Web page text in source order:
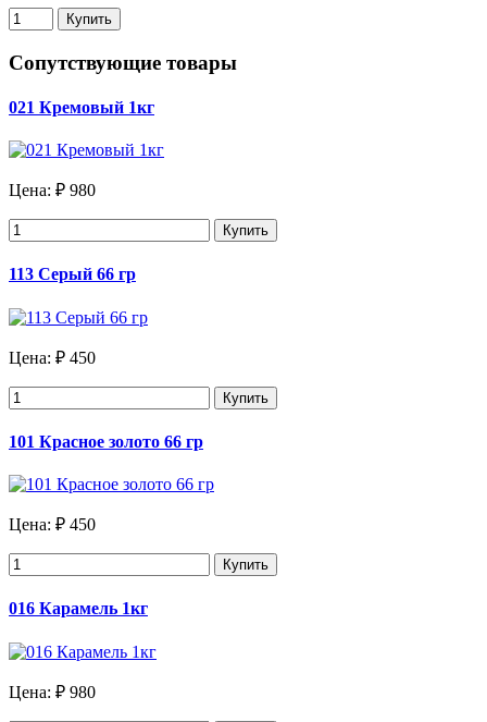
Купить
Сопутствующие товары
021 Кремовый 1кг
Цена: ₽ 980
Купить
113 Серый 66 гр
Цена: ₽ 450
Купить
101 Красное золото 66 гр
Цена: ₽ 450
Купить
016 Карамель 1кг
Цена: ₽ 980